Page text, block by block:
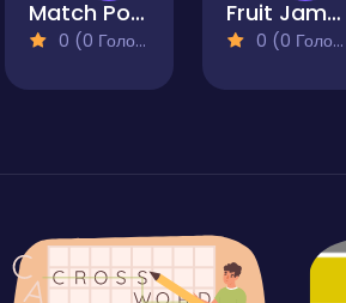
Match Pop Birds
0 (0 Голосів)
Fruit Jam - Merge Puzzle Game
0 (0 Голосів)